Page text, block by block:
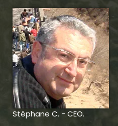
Stéphane C. - CEO.